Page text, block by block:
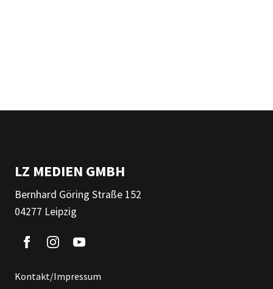
LZ MEDIEN GMBH
Bernhard Göring Straße 152
04277 Leipzig
Kontakt/Impressum